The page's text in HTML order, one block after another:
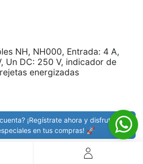
NH, NH000, Entrada: 4 A,
Un DC: 250 V, indicador de
energizadas
¡Regístrate ahora y disfruta de
en tus compras! 🚀